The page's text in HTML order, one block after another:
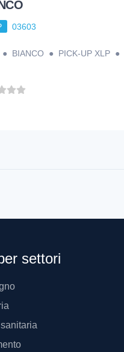
03603
BIANCO ● PICK-UP XLP ●
settori